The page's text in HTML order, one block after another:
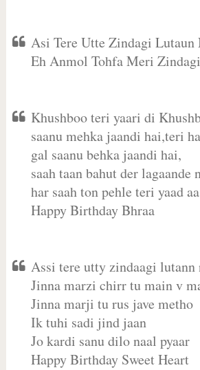
Asi Tere Utte Zindagi Lutaun
Eh Anmol Tohfa Meri
Khushboo teri yaari di
saanu mehka jaandi hai,teri
gal saanu behka jaandi hai,
saah taan bahut der lagaande
har saah ton pehle teri yaad
Happy Birthday Bhraa
Assi tere utty zindaagi lutann
Jinna marzi chirr tu main v
Jinna marji tu rus jave metho
Ik tuhi sadi jind jaan
Jo kardi sanu dilo naal pyaar
Happy Birthday Sweet Heart